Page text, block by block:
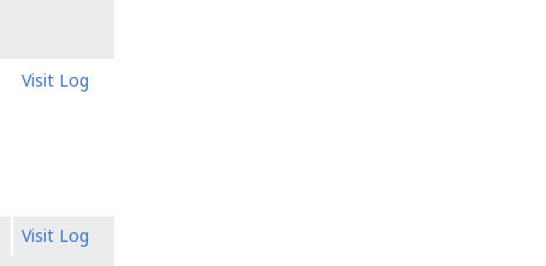
Visit Log
Visit Log